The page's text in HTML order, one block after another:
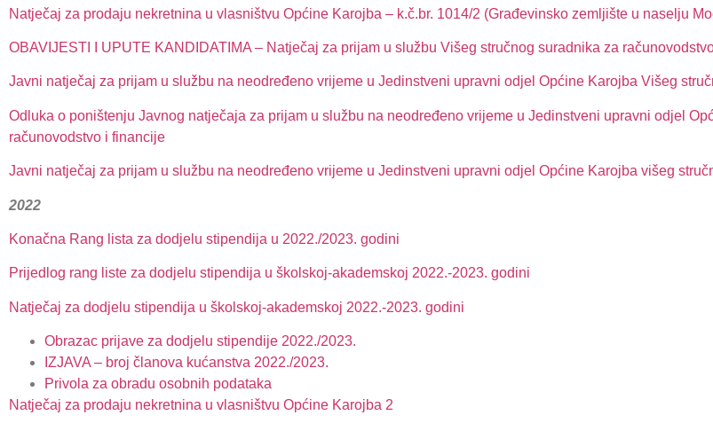
Natječaj za prodaju nekretnina u vlasništvu Općine Karojba – k.č.br. 1014/2 (Građevinsko zemljište u naselju
OBAVIJESTI I UPUTE KANDIDATIMA – Natječaj za prijam u službu Višeg stručnog suradnika za
Javni natječaj za prijam u službu na neodređeno vrijeme u Jedinstveni upravni odjel Općine Karojba Višeg
Odluka o poništenju Javnog natječaja za prijam u službu na neodređeno vrijeme u Jedinstveni upravni odjel
računovodstvo i financije
Javni natječaj za prijam u službu na neodređeno vrijeme u Jedinstveni upravni odjel Općine Karojba višeg
2022
Konačna Rang lista za dodjelu stipendija u 2022./2023. godini
Prijedlog rang liste za dodjelu stipendija u školskoj-akademskoj 2022.-2023. godini
Natječaj za dodjelu stipendija u školskoj-akademskoj 2022.-2023. godini
Obrazac prijave za dodjelu stipendije 2022./2023.
IZJAVA – broj članova kućanstva 2022./2023.
Privola za obradu osobnih podataka
Natječaj za prodaju nekretnina u vlasništvu Općine Karojba 2